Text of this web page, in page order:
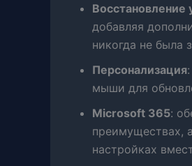
Восстановление
добавляя
никогда не была
Персонализация
мыши для
Microsoft 365:
преимуществах,
настройках